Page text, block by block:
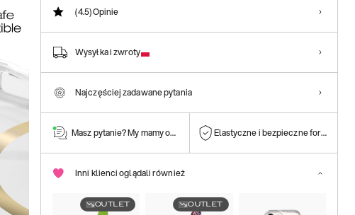
(4.5)Opinie
Wysyłka i zwroty
Najczęściej zadawane pytania
Masz pytanie? My mamy odpowiedź! Elastyczne i bezpieczne formy
Inni klienci oglądali również
OUTLET OUTLET